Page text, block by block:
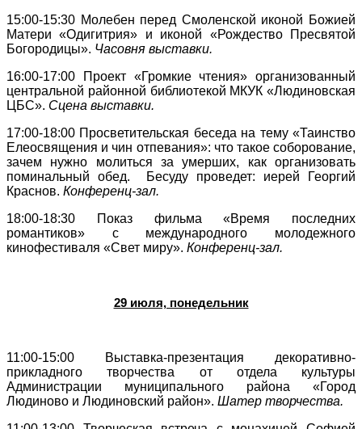
15:00-15:30 Молебен перед Смоленской иконой Божией
Матери «Одигитрия» и иконой «Рождество Пресвятой
Богородицы». Часовня выставки.
16:00-17:00
Проект «Громкие чтения» организованный
центральной районной библиотекой МКУК «Людиновская
ЦБС». Сцена выставки.
17:00-18:00 Просветительская беседа на тему «Таинство
Елеосвящения и чин отпевания»: что такое соборование,
зачем нужно молиться за умерших, как организовать
поминальный обед. Бесуду проведет: иерей Георгий
Краснов. Конференц-зал.
18:00-18:30
Показ фильма «Время последних
романтиков» с международного молодежного
кинофестиваля «Свет миру». Конференц-зал.
29 июля, понедельник
11:00-15:00
Выставка-презентация декоративно-
прикладного творчества от отдела культуры
Администрации муниципального района «Город
Людиново и Людиновский район». Шатер творчества.